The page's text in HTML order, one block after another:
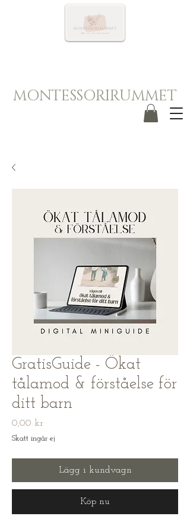
MONTESSORIRUMMET
GratisGuide - Ökat
tålamod & förståelse för
ditt barn
0,00 krPris
Skatt ingår ej
Lägg i kundvagn
Köp nu